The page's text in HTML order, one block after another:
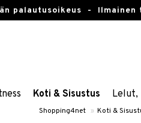
palautusoikeus - Ilmainen
Koti & Sisustus Lelut,
Shopping4net » Koti &